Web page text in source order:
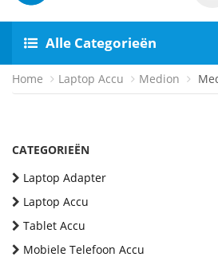
Alle Categorieën
Home Laptop Accu Medion
CATEGORIEËN
Laptop Adapter
Laptop Accu
Tablet Accu
Mobiele Telefoon Accu